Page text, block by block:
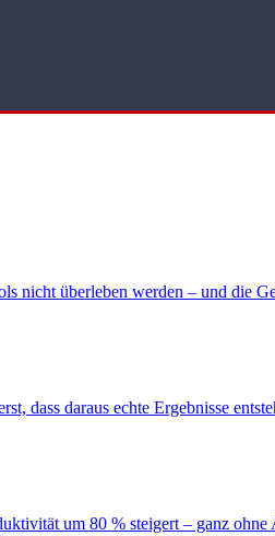
nicht überleben werden – und die
dass daraus echte Ergebnisse
um 80 % steigert – ganz ohne